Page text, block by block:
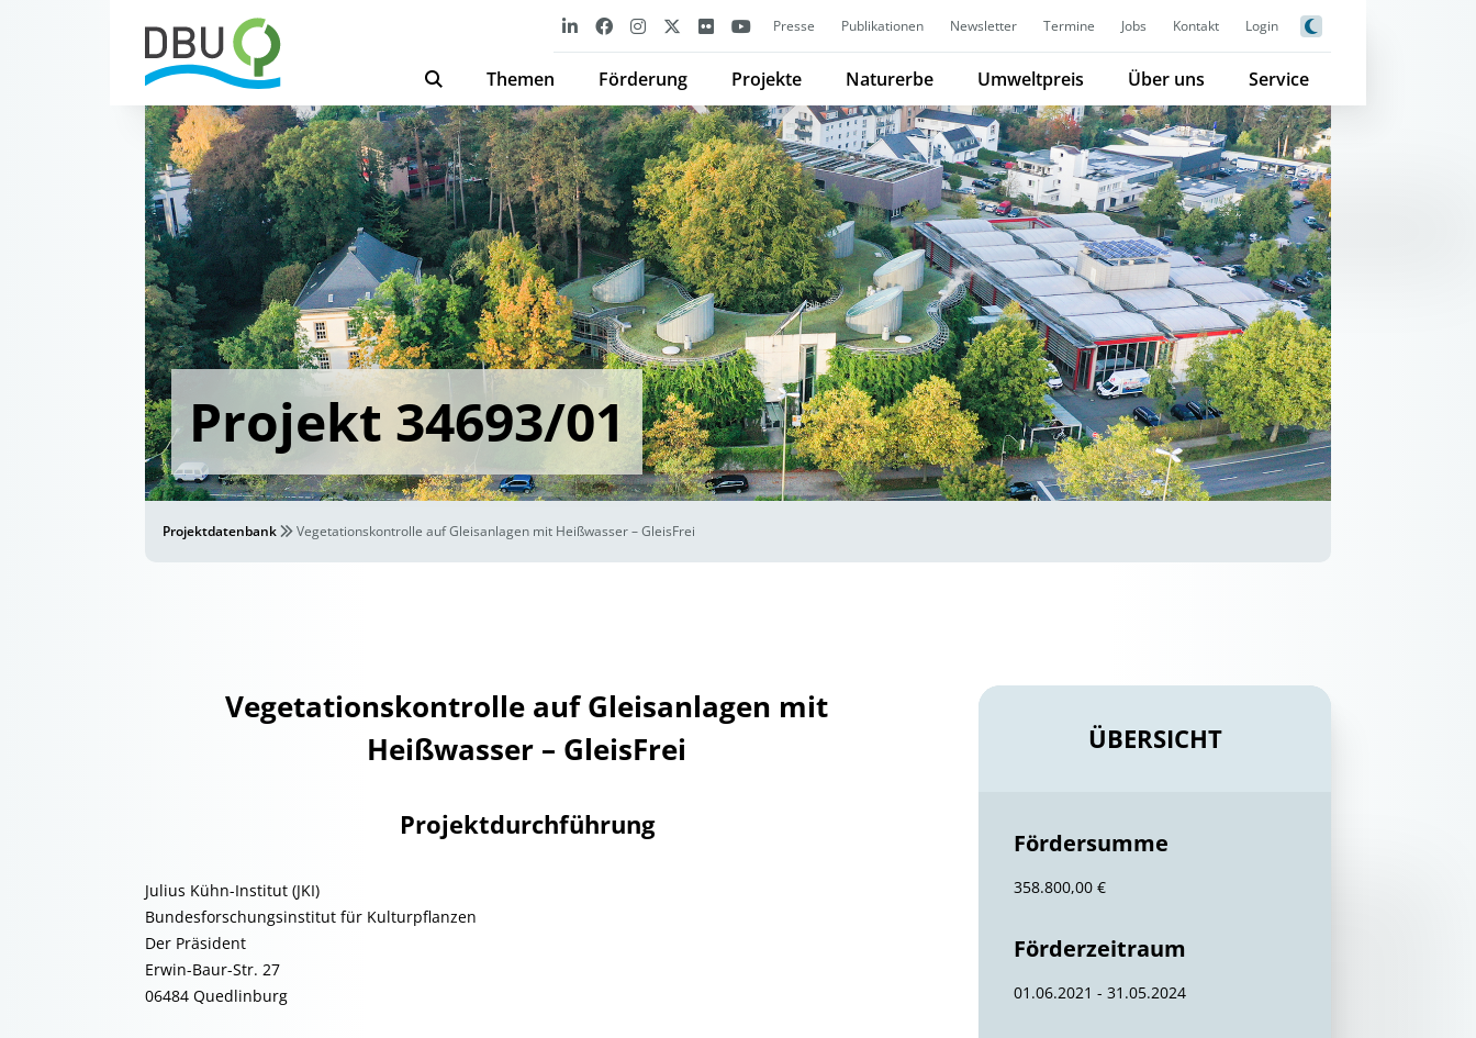
Presse Publikationen Newsletter Termine Jobs Kontakt Login
Themen Förderung Projekte Naturerbe Umweltpreis Über uns Service
Projekt 34693/01
Projektdatenbank Vegetationskontrolle auf Gleisanlagen mit Heißwasser – GleisFrei
Vegetationskontrolle auf Gleisanlagen mit
Heißwasser – GleisFrei
Projektdurchführung
Julius Kühn-Institut (JKI)
Bundesforschungsinstitut für Kulturpflanzen
Der Präsident
Erwin-Baur-Str. 27
06484 Quedlinburg
ÜBERSICHT
Fördersumme
358.800,00 €
Förderzeitraum
01.06.2021 - 31.05.2024